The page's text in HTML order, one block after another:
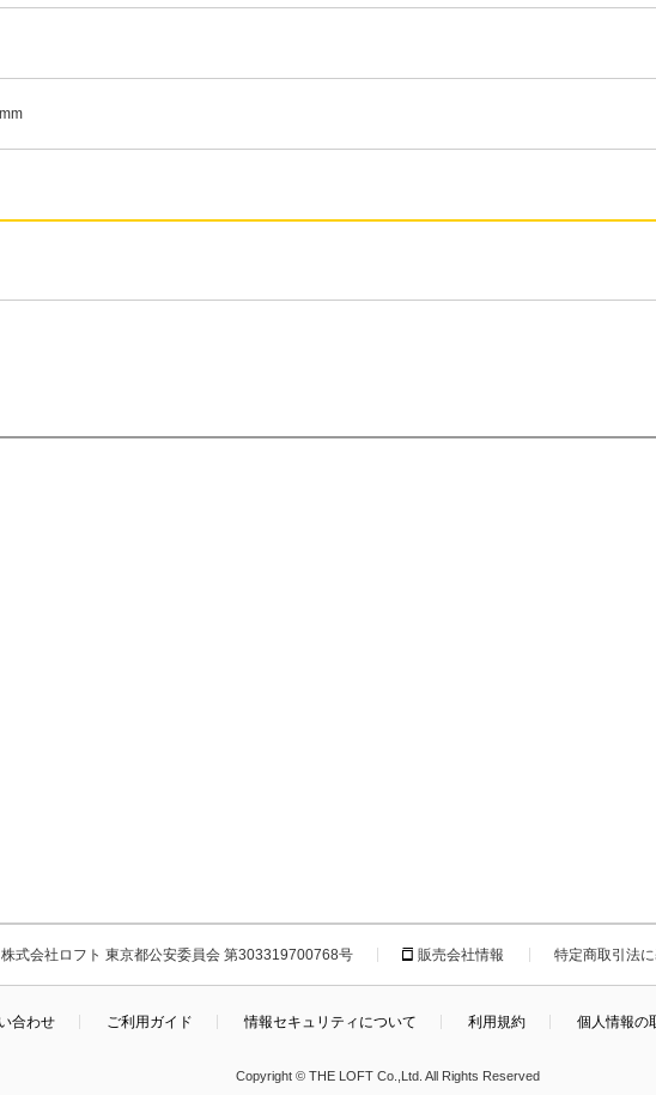
株式会社ロフト 東京都公安委員会 第303319700768号 販売会社情報 特定商取引法
合わせ ご利用ガイド 情報セキュリティについて 利用規約 個人情報の
Copyright © THE LOFT Co.,Ltd. All Rights Reserved